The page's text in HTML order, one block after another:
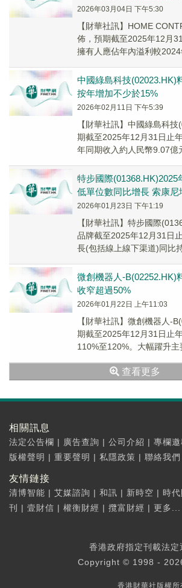
2026年03月04日 下午5:30
【財華社訊】HOME
佈，預期截至2025年12月
擁有人應佔年內溢利較2024
中國綠島科技(02023.HK)
按年增加不少於15%
2026年02月11日 下午5:39
【財華社訊】中國綠島科
期截至2025年12月31日止
年同期收入約人民幣9.07億
特步國際(01368.HK)2025
低單位數同比增長 索康尼
2026年01月23日 下午1:19
【財華社訊】特步國際
品牌截至2025年12月31日
長(包括線上線下渠道)同比
微創機器人-B(02252.HK)
收窄超過50%
2026年01月22日 上午11:03
【財華社訊】微創機器人-
期截至2025年12月31日止
110%至120%。大幅躍升主
查看更多
相關訊息
法定公告欄 | 廣告查詢 | 公司介紹 | 專欄邀
版權聲明 | 重要聲明 | 私隱政策 | 聯絡我們
友情鏈接
清博智能 | 艾媒諮詢 | 和訊 | 新時空 | 時
刊
| 壹財信 | 權衡財經 | 攬富財經 | 更多...
香港政府指定刊載法
Copyright © 1998 -
香港財華社版權所